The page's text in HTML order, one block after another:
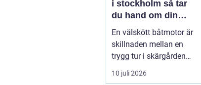
i stockholm så tar
du hand om din
båtmotor på rätt sätt
En välskött båtmotor är
skillnaden mellan en
trygg tur i skärgården
och en sommar fylld av
ofrivilliga stopp. Många
10 juli 2026